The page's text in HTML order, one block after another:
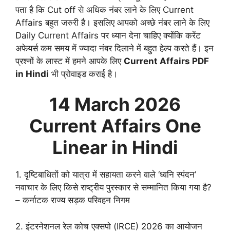
पता है कि Cut off से अधिक नंबर लाने के लिए Current
Affairs बहुत जरुरी है। इसलिए आपको अच्छे नंबर लाने के लिए
Daily Current Affairs पर ध्यान देना चाहिए क्योंकि करेंट
अफेयर्स कम समय में ज्यादा नंबर दिलाने में बहुत हेल्प करते हैं। इन
प्रश्नों के लास्ट में हमने आपके लिए Current Affairs PDF
in Hindi भी प्रोवाइड कराई है।
14 March 2026
Current Affairs One
Linear in Hindi
1. दृष्टिबाधितों को यात्रा में सहायता करने वाले ‘ध्वनि स्पंदन’
नवाचार के लिए किसे राष्ट्रीय पुरस्कार से सम्मानित किया गया है?
– कर्नाटक राज्य सड़क परिवहन निगम
2. इंटरनेशनल रेल कोच एक्सपो (IRCE) 2026 का आयोजन